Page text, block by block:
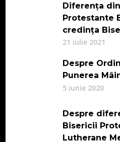
Diferența
Protestante
credința
21 iulie 2021
Despre
Punerea
5 iunie 2020
Despre
Bisericii
Lutherane